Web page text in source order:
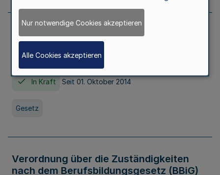
Gesetz über die Hochschulen des Landes
Nordrhein-Westfalen (Hochschulgesetz -
HG)
In Kraft Seit 01. Oktober 2014
Gesetz
Verordnung über die Zuständigkeiten
nach dem Berufsbildungsgesetz (BBiG)
Nur notwendige Cookies akzeptieren
Alle Cookies akzeptieren